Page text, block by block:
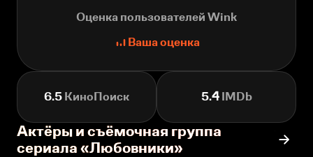
Оценка пользователей Wink
Ваша оценка
6.5 КиноПоиск 5.4IMDb
Актёры и съёмочная группа
сериала «Любовники»